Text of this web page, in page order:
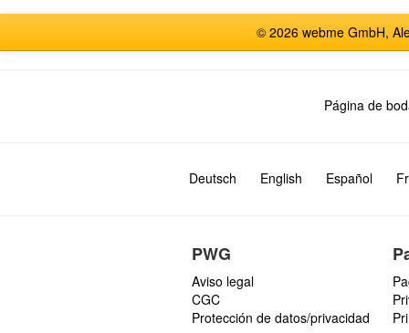
© 2026 webme GmbH,
Página de
Deutsch English Español
PWG
Aviso legal
CGC
Protección de datos/privacidad